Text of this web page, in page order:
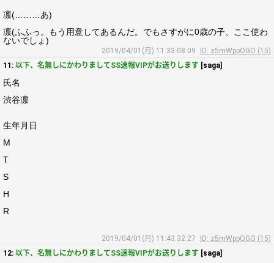
凛(………あ)
凛(ふふっ。もう用意してあるんだ。でもさすがに0歳の子、ここ使わ
ないでしょ)
2019/04/01(月) 11:33:08.09
ID: z5mWppOGO (15)
11: 以下、名無しにかわりましてSS速報VIPがお送りします [saga]
氏名
渋谷凛
生年月日
M
T
S
H
R
2019/04/01(月) 11:43:32.27
ID: z5mWppOGO (15)
12: 以下、名無しにかわりましてSS速報VIPがお送りします [saga]